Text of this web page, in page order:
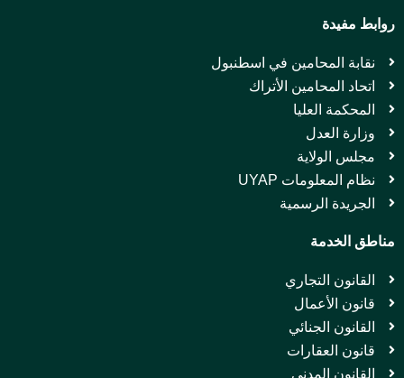
روابط مفيدة
نقابة المحامين في اسطنبول
اتحاد المحامين الأتراك
المحكمة العليا
وزارة العدل
مجلس الولاية
نظام المعلومات UYAP
الجريدة الرسمية
مناطق الخدمة
القانون التجاري
قانون الأعمال
القانون الجنائي
قانون العقارات
القانون المدني